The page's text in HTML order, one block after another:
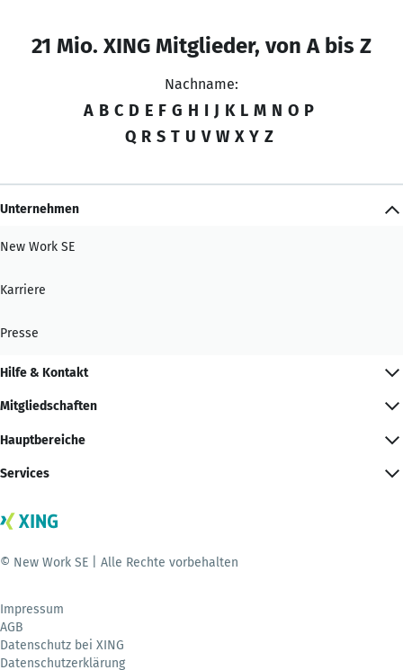
21 Mio. XING Mitglieder, von A bis Z
Nachname:
A B C D E F G H I J K L M N O P
Q R S T U V W X Y Z
Unternehmen
New Work SE
Karriere
Presse
Hilfe & Kontakt
Mitgliedschaften
Hauptbereiche
Services
© New Work SE | Alle Rechte vorbehalten
Impressum
AGB
Datenschutz bei XING
Datenschutzerklärung